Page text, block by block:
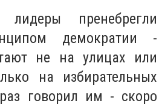
лидеры пренебрегли
демократии -
не на улицах или
на избирательных
говорил им - скоро